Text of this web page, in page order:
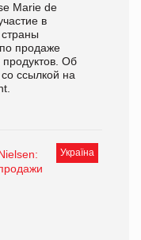
Marie de
в
продаже
Об
ссылкой на
Україна